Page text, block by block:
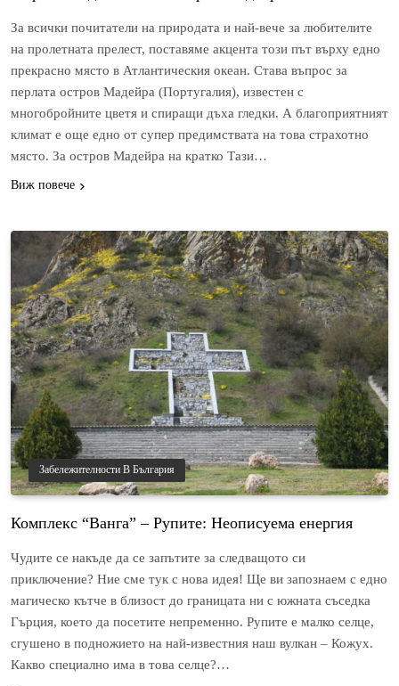
За всички почитатели на природата и най-вече за любителите
на пролетната прелест, поставяме акцента този път върху едно
прекрасно място в Атлантическия океан. Става въпрос за
перлата остров Мадейра (Португалия), известен с
многобройните цветя и спиращи дъха гледки. А благоприятният
климат е още едно от супер предимствата на това страхотно
място. За остров Мадейра на кратко Тази…
Виж повече
Забележителности В България
Комплекс “Ванга” – Рупите: Неописуема енергия
Чудите се накъде да се запътите за следващото си
приключение? Ние сме тук с нова идея! Ще ви запознаем с едно
магическо кътче в близост до границата ни с южната съседка
Гърция, което да посетите непременно. Рупите е малко селце,
сгушено в подножието на най-известния наш вулкан – Кожух.
Какво специално има в това селце?…